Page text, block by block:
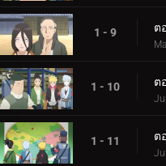
1 - 9 ต
1 - 10 ต
1 - 11 ต